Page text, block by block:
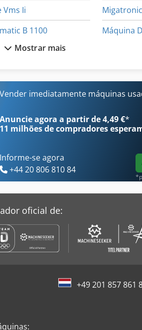
Vms Ii
B 1100
Eh 1100
Zx 160 Lc
Máquina
Mostrar mais
Vender imediatamente máquinas
Anuncie agora a partir de 4,49 €*
11 milhões de compradores
Informe-se agora
+44 20 806 810 84
oficial de:
+49 201 857 861